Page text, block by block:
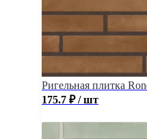
Ригельная плитка
175.7 ₽ / шт